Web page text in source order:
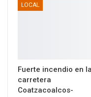
LOCAL
Fuerte incendio en la
carretera
Coatzacoalcos-